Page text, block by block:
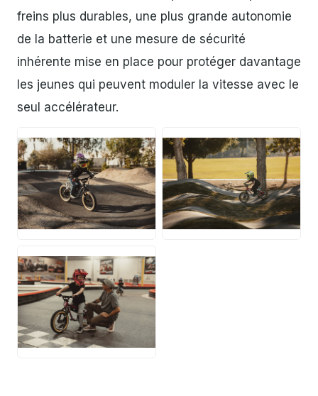
freins plus durables, une plus grande autonomie
de la batterie et une mesure de sécurité
inhérente mise en place pour protéger davantage
les jeunes qui peuvent moduler la vitesse avec le
seul accélérateur.
JPG JPG
JPG